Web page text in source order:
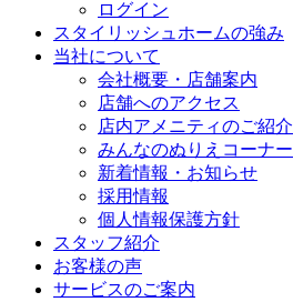
ログイン
スタイリッシュホームの強み
当社について
会社概要・店舗案内
店舗へのアクセス
店内アメニティのご紹介
みんなのぬりえコーナー
新着情報・お知らせ
採用情報
個人情報保護方針
スタッフ紹介
お客様の声
サービスのご案内